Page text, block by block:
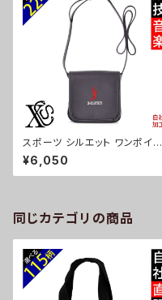
スポーツ シルエット ワンポイン
ト 刺繍 ミニショルダーバッグ レ
ディース メンズ フェイクレザー
PU 合皮 オリジナル 小さめ お
グッズ 文字 面白い おもしろ 卒
団 記念品 部活 卒業 ori-a-ba
g46-b08-s
¥6,050
同じカテゴリの商品